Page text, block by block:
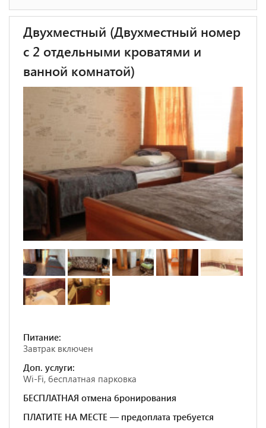
Двухместный (Двухместный номер
с 2 отдельными кроватями и
ванной комнатой)
Питание:
Завтрак включен
Доп. услуги:
Wi-Fi, бесплатная парковка
БЕСПЛАТНАЯ отмена бронирования
ПЛАТИТЕ НА МЕСТЕ — предоплата требуется